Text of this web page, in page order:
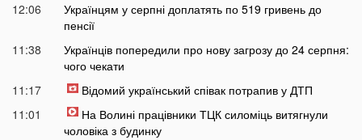
12:06
Українцям у серпні доплатять по 519 гривень до
пенсії
11:38
Українців попередили про нову загрозу до 24 серпня:
чого чекати
11:17
Відомий український співак потрапив у ДТП
11:01
На Волині працівники ТЦК силоміць витягнули
чоловіка з будинку